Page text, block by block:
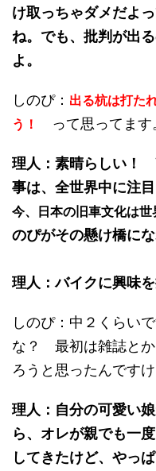
け取っちゃダメだよ
ね。でも、批判が出
よ。
しのぴ： 出る杭は打た
う！
って思ってます
理人：素晴らしい！
事は、全世界中に注
今、日本の旧車文化は世
のぴがその懸け橋に
理人：バイクに興味
しのぴ：中２くらい
な？ 最初は雑誌とか
ろうと思ったんです
理人：自分の可愛い
ら、オレが親でも一
してきたけど、やっ